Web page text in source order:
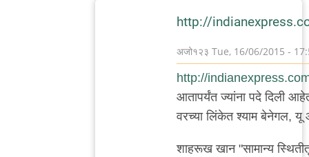
http://
अजो१२३ Tue, 16/06/2015 -
In
reply
खेद
http://
आतापर्यंत ज्यांना पदे दिली
वरच्या लिंकेत श्याम बेनेगल, यू
शाहरूख खान "सामान्य